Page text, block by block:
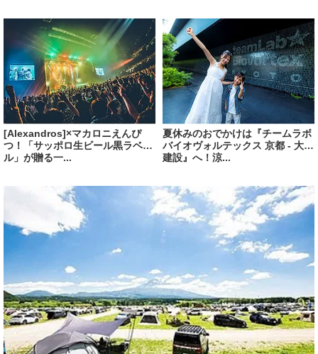
[Alexandros]×マカロニえんぴ
つ！「サッポロ生ビール黒ラベ
ル」が贈る一...
夏休みのおでかけは『チームラボ
バイオヴォルテックス 京都 - 大成
建設』へ！涼...